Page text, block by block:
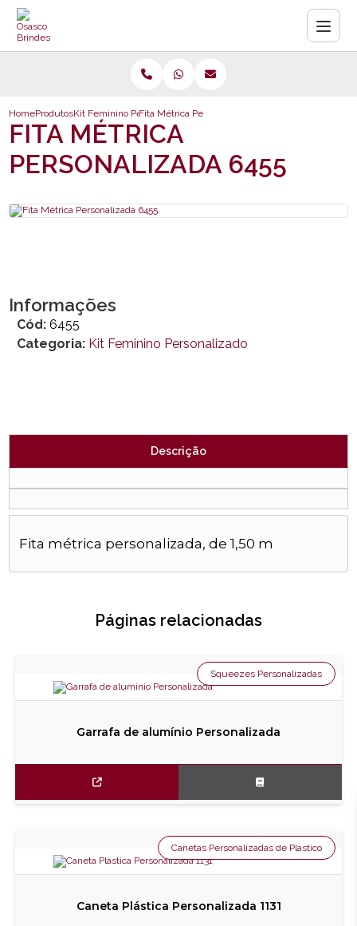
HomeProdutosKit Feminino PersonalizadoFita Métrica Personalizada 6455
FITA MÉTRICA
PERSONALIZADA 6455
Informações
Cód: 6455
Categoria: Kit Feminino Personalizado
Descrição
Fita métrica personalizada, de 1,50 m
Páginas relacionadas
Garrafa de alumínio Personalizada
Squeezes Personalizadas
Caneta Plástica Personalizada 1131
Canetas Personalizadas de Plástico